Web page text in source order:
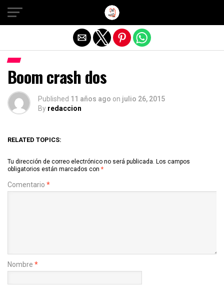
Boom crash dos
Published 11 años ago on julio 26, 2015
By redaccion
RELATED TOPICS:
Tu dirección de correo electrónico no será publicada. Los campos
obligatorios están marcados con *
Comentario *
Nombre *
Salir de la versión móvil